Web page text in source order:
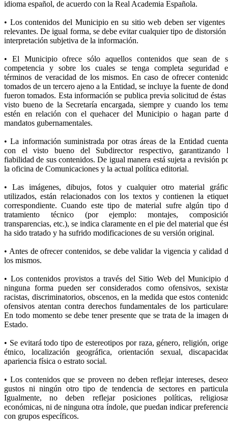
idioma español, de acuerdo con la Real Academia Española.
• Los contenidos del Municipio en su sitio web deben ser vigentes
relevantes. De igual forma, se debe evitar cualquier tipo de distorsión
interpretación subjetiva de la información.
• El Municipio ofrece sólo aquellos contenidos que sean de
competencia y sobre los cuales se tenga completa seguridad
términos de veracidad de los mismos. En caso de ofrecer
tomados de un tercero ajeno a la Entidad, se incluye la fuente de
fueron tomados. Esta información se publica previa solicitud de éstas
visto bueno de la Secretaría encargada, siempre y cuando los
estén en relación con el quehacer del Municipio o hagan parte
mandatos gubernamentales.
• La información suministrada por otras áreas de la Entidad
con el visto bueno del Subdirector respectivo, garantizando
fiabilidad de sus contenidos. De igual manera está sujeta a revisión
la oficina de Comunicaciones y la actual política editorial.
• Las imágenes, dibujos, fotos y cualquier otro material
utilizados, están relacionados con los textos y contienen la
correspondiente. Cuando este tipo de material sufre algún tipo
tratamiento técnico (por ejemplo: montajes,
transparencias, etc.), se indica claramente en el pie del material que
ha sido tratado y ha sufrido modificaciones de su versión original.
• Antes de ofrecer contenidos, se debe validar la vigencia y calidad
los mismos.
• Los contenidos provistos a través del Sitio Web del Municipio
ninguna forma pueden ser considerados como ofensivos,
racistas, discriminatorios, obscenos, en la medida que estos
ofensivos atentan contra derechos fundamentales de los
En todo momento se debe tener presente que se trata de la imagen
Estado.
• Se evitará todo tipo de estereotipos por raza, género, religión,
étnico, localización geográfica, orientación sexual,
apariencia física o estrato social.
• Los contenidos que se proveen no deben reflejar intereses,
gustos ni ningún otro tipo de tendencia de sectores en
Igualmente, no deben reflejar posiciones políticas,
económicas, ni de ninguna otra índole, que puedan indicar
con grupos específicos.